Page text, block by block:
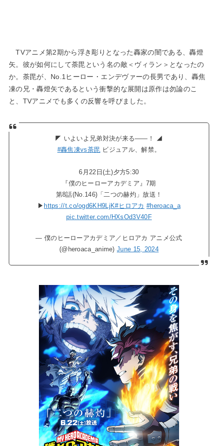
TVアニメ第2期から浮き彫りとなった轟家の闇である、轟燈
矢。彼が如何にして荼毘という名の敵＜ヴィラン＞となったの
か。荼毘が、No.1ヒーロー・エンデヴァーの長男であり、轟焦
凍の兄・轟燈矢であるという衝撃的な展開は原作は勿論のこ
と、TVアニメでも多くの反響を呼びました。
◤ いよいよ兄弟対決が来る――！ ◢
#轟焦凍vs荼毘 ビジュアル、解禁。
6月22日(土)夕方5:30
『僕のヒーローアカデミア』7期
第8話(No.146)「二つの赫灼」放送！
▶ https://t.co/ogd6KH9LjK#ヒロアカ #heroaca_a
pic.twitter.com/HXsOd3V40F
— 僕のヒーローアカデミア／ヒロアカ アニメ公式
(@heroaca_anime)June 15, 2024